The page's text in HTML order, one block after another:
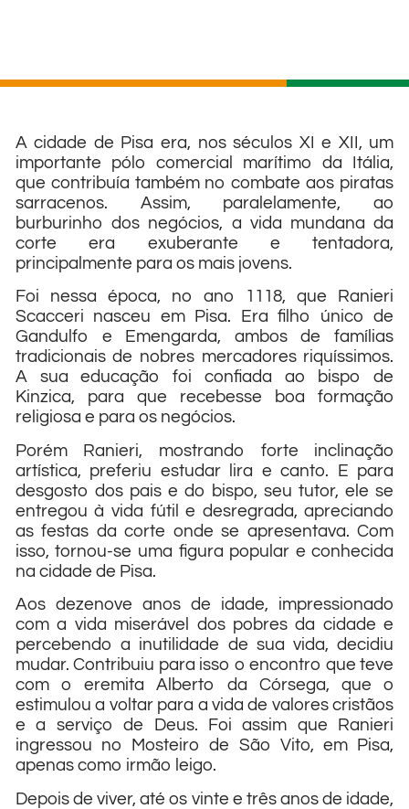
A cidade de Pisa era, nos séculos XI e XII, um
importante pólo comercial marítimo da Itália,
que contribuía também no combate aos piratas
sarracenos. Assim, paralelamente, ao
burburinho dos negócios, a vida mundana da
corte era exuberante e tentadora,
principalmente para os mais jovens.
Foi nessa época, no ano 1118, que Ranieri
Scacceri nasceu em Pisa. Era filho único de
Gandulfo e Emengarda, ambos de famílias
tradicionais de nobres mercadores riquíssimos.
A sua educação foi confiada ao bispo de
Kinzica, para que recebesse boa formação
religiosa e para os negócios.
Porém Ranieri, mostrando forte inclinação
artística, preferiu estudar lira e canto. E para
desgosto dos pais e do bispo, seu tutor, ele se
entregou à vida fútil e desregrada, apreciando
as festas da corte onde se apresentava. Com
isso, tornou-se uma figura popular e conhecida
na cidade de Pisa.
Aos dezenove anos de idade, impressionado
com a vida miserável dos pobres da cidade e
percebendo a inutilidade de sua vida, decidiu
mudar. Contribuiu para isso o encontro que teve
com o eremita Alberto da Córsega, que o
estimulou a voltar para a vida de valores cristãos
e a serviço de Deus. Foi assim que Ranieri
ingressou no Mosteiro de São Vito, em Pisa,
apenas como irmão leigo.
Depois de viver, até os vinte e três anos de idade,